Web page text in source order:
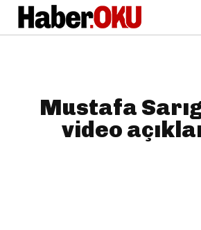
Mustafa
video